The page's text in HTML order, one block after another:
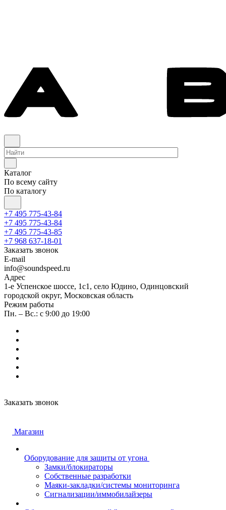
Каталог
По всему сайту
По каталогу
+7 495 775-43-84
+7 495 775-43-84
+7 495 775-43-85
+7 968 637-18-01
Заказать звонок
E-mail
info@soundspeed.ru
Адрес
1-е Успенское шоссе, 1с1, село Юдино, Одинцовский
городской округ, Московская область
Режим работы
Пн. – Вс.: с 9:00 до 19:00
Заказать звонок
Магазин
Оборудование для защиты от угона
Замки/блокираторы
Собственные разработки
Маяки-закладки/системы мониторинга
Сигнализации/иммобилайзеры